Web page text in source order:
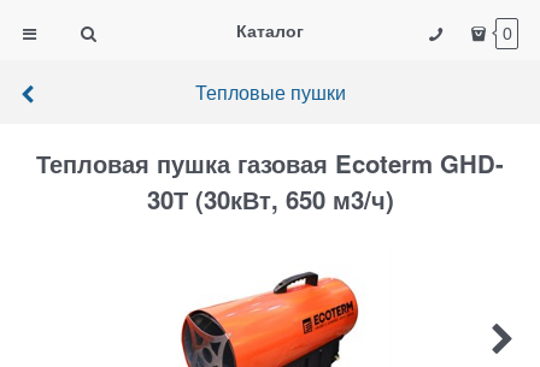
Каталог 0
Тепловые пушки
Тепловая пушка газовая Ecoterm GHD-
30Т (30кВт, 650 м3/ч)